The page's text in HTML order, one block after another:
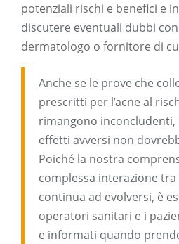
potenziali rischi e benefici e
discutere eventuali dubbi
dermatologo o fornitore di
Anche se le prove che
prescritti per l’acne al
rimangono inconcludenti,
effetti avversi non
Poiché la nostra
complessa interazione
continua ad evolversi, è
operatori sanitari e i
e informati quando